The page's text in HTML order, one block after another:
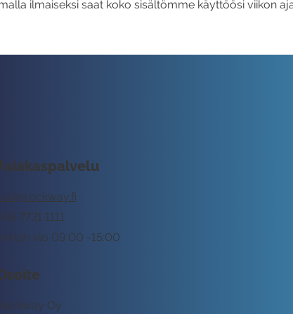
ilmaiseksi saat koko sisältömme käyttöösi viikon
klo 09:00 -15:00
7731 1111
Oy